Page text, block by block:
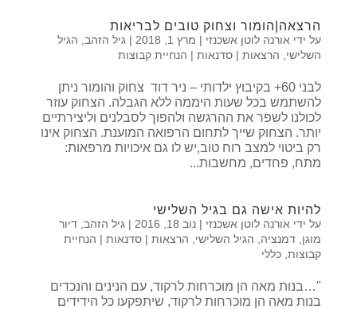
הרצאה|הומור וצחוק טובים לבריאות
על ידי אורנה לוטן אשכנזי | מרץ 1, 2018 | גיל הזהב
הגיל
השלישי
הרצאות | סדנאות | הנחיית קבוצות
לבני 60+ בקיבוץ ילדותי – ניר דוד צחוק והומור ניתן
להשתמש בכל שעות היממה ללא הגבלה. הצחוק עוזר
לכולנו לשפר את ההרגשה ולהפוך לסבלנים וליצירתיים
יותר. הצחוק שייך לתחום הרפואה המוענת. הצחוק אינו
רק ביטוי למצב רוח טוב,יש לו גם איכויות מרפאות:
מתח, פחדים, מחשבות...
להיות אישה גם בגיל השלישי
על ידי אורנה לוטן אשכנזי | נוב 18, 2016 | גיל הזהב דיור
מוגן דמנציה הגיל השלישי
הרצאות | סדנאות | הנחיית
קבוצות, כללי
"…בנות מאה הן מוכרחות לרקוד, עם הנינים והנכדים
בנות מאה הן מוכרחות לרקוד, שיתפקעו כל הידידים